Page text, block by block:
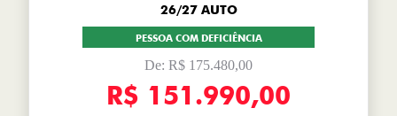
26/27 AUTO
PESSOA COM DEFICIÊNCIA
De: R$ 175.480,00
R$ 151.990,00